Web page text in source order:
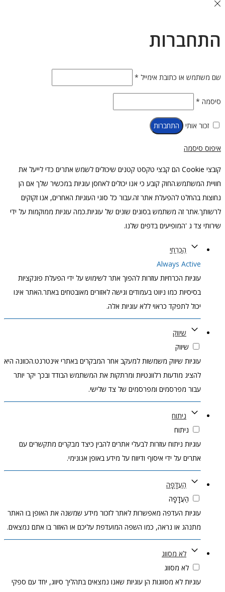
התחברות
שם משתמש או כתובת אימייל *חובה
סיסמה *חובה
זכור אותי התחברות
איפוס סיסמה
קובצי Cookie הם קבצי טקסט קטנים שיכולים לשמש אתרים כדי לייעל את
חוויית המשתמש.החוק קובע כי אנו יכולים לאחסן עוגיות במכשיר שלך אם הן
נחוצות בהחלט להפעלת אתר זה.עבור כל סוגי העוגיות האחרים, אנו זקוקים
לרשותך.אתר זה משתמש בסוגים שונים של עוגיות.כמה עוגיות ממוקמות על ידי
שירותי צד ג 'המופיעים בדפים שלנו.
הֶכְרֵחִי
Always Active
עוגיות הכרחיות עוזרות להפוך אתר לשימוש על ידי הפעלת פונקציות
בסיסיות כמו ניווט בעמודים וגישה לאזורים מאובטחים באתר.האתר אינו
יכול לתפקד כראוי ללא עוגיות אלה.
שיווק
שיווק
עוגיות שיווק משמשות למעקב אחר המבקרים באתרי אינטרנט.הכוונה היא
להציג מודעות רלוונטיות ומרתקות את המשתמש הבודד ובכך יקר יותר
עבור מפרסמים ומפרסמים של צד שלישי.
ניתוח
ניתוח
עוגיות ניתוח עוזרות לבעלי אתרים להבין כיצד מבקרים מתקשרים עם
אתרים על ידי איסוף ודיווח על מידע באופן אנונימי.
הַעֲדָפָה
הַעֲדָפָה
עוגיות העדפה מאפשרות לאתר לזכור מידע שמשנה את האופן בו האתר
מתנהג או נראה, כמו השפה המועדפת עליכם או האזור בו אתם נמצאים.
לא מסווג
לא מסווג
עוגיות לא מסווגות הן עוגיות שאנו נמצאים בתהליך סיווג, יחד עם ספקי